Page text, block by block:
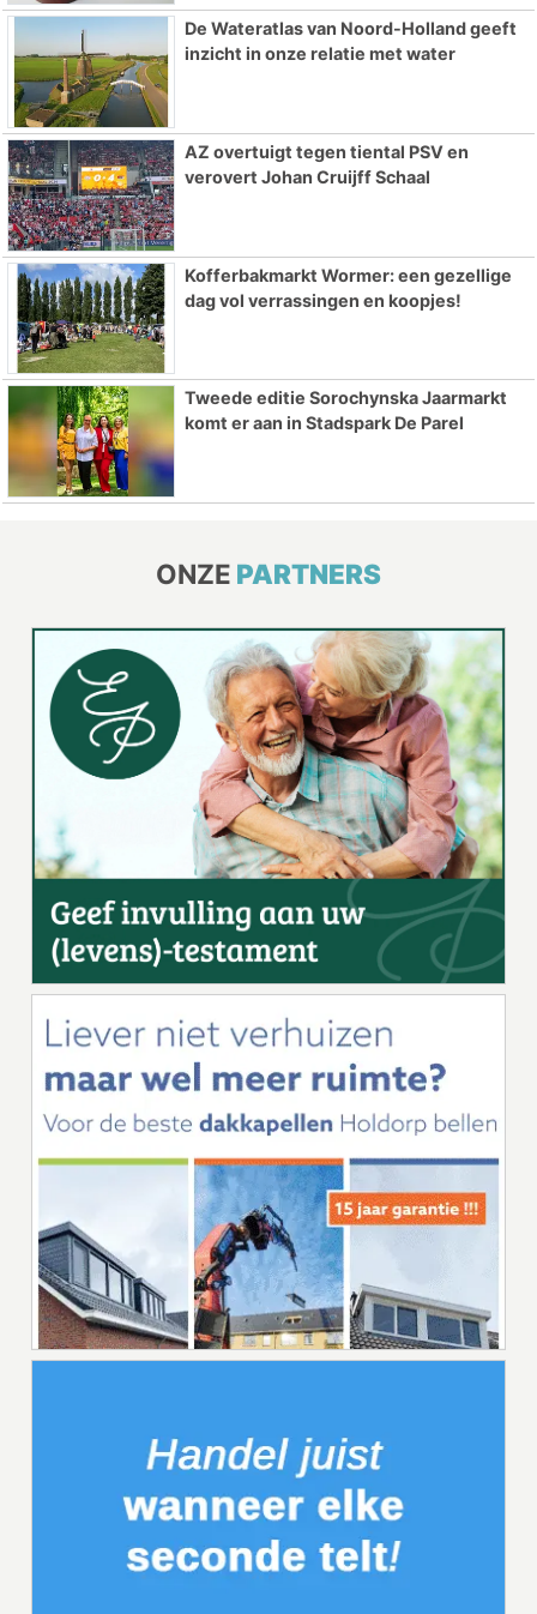
De Wateratlas van Noord-Holland geeft
inzicht in onze relatie met water
AZ overtuigt tegen tiental PSV en
verovert Johan Cruijff Schaal
Kofferbakmarkt Wormer: een gezellige
dag vol verrassingen en koopjes!
Tweede editie Sorochynska Jaarmarkt
komt er aan in Stadspark De Parel
ONZE PARTNERS